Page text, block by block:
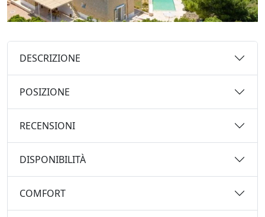
DESCRIZIONE
POSIZIONE
RECENSIONI
DISPONIBILITÀ
COMFORT